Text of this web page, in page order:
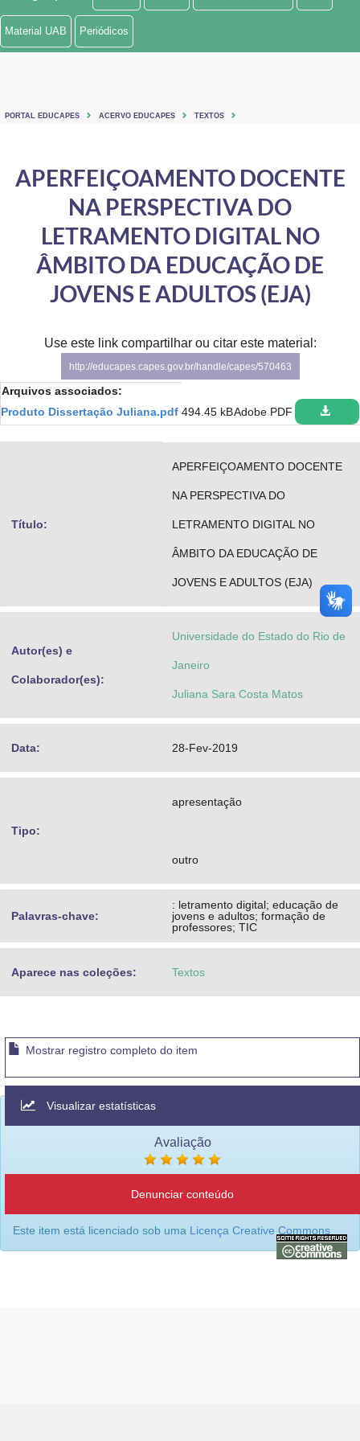
Ministério de Minas e Energia
Controladoria-Geral da União
Ministério da Mulher, da Família e dos Direitos Humanos
Secretaria-Geral
Secretaria de Governo
Gabinete de Segurança Institucional
Banco Central do Brasil
Material UAB Periódicos
PORTAL EDUCAPES ACERVO EDUCAPES TEXTOS
APERFEIÇOAMENTO DOCENTE
NA PERSPECTIVA DO
LETRAMENTO DIGITAL NO
ÂMBITO DA EDUCAÇÃO DE
JOVENS E ADULTOS (EJA)
Use este link compartilhar ou citar este material:
http://educapes.capes.gov.br/handle/capes/570463
Arquivos associados:
Produto Dissertação Juliana.pdf 494.45 kBAdobe PDF
Título:
APERFEIÇOAMENTO DOCENTE
NA PERSPECTIVA DO
LETRAMENTO DIGITAL NO
ÂMBITO DA EDUCAÇÃO DE
JOVENS E ADULTOS (EJA)
Autor(es) e
Colaborador(es):
Universidade do Estado do Rio de
Janeiro
Juliana Sara Costa Matos
Data: 28-Fev-2019
Tipo:
apresentação
outro
Palavras-chave:
: letramento digital; educação de
jovens e adultos; formação de
professores; TIC
Aparece nas coleções: Textos
Mostrar registro completo do item
Visualizar estatísticas
Avaliação
Denunciar conteúdo
Este item está licenciado sob uma Licença Creative Commons